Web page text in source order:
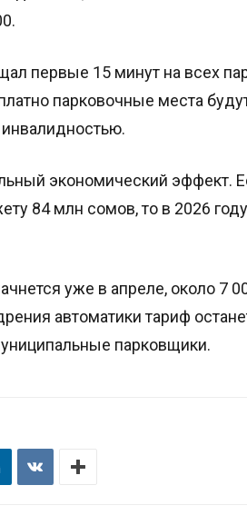
первые 15 минут на всех
парковочные места
экономический эффект.
84 млн сомов, то в 2026
уже в апреле, около 7
автоматики тариф
парковщики.